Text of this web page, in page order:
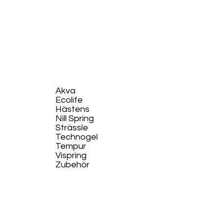
Akva
Ecolife​
Hästens
Nill Spring
Strässle
Technogel
Tempur
Vispring
Zubehör